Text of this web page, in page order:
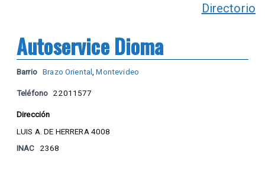
Directorio
Autoservice Dioma
Barrio Brazo Oriental ,Montevideo
Teléfono 22011577
Dirección
LUIS A. DE HERRERA 4008
INAC
2368